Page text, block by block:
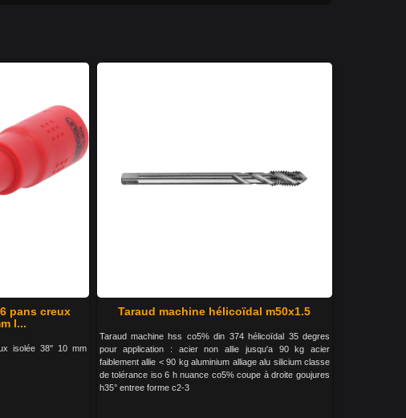
pans creux
l...
isolée 38'' 10 mm
Taraud machine hélicoïdal m50x1.5
Taraud machine hss co5% din 374 hélicoïdal 35 degres
pour application : acier non allie jusqu'a 90 kg acier
faiblement allie < 90 kg aluminium alliage alu silicium classe
de tolérance iso 6 h nuance co5% coupe à droite goujures
h35° entree forme c2-3